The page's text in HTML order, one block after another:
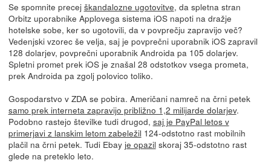
Se spomnite precej škandalozne ugotovitve, da spletna stran
Orbitz uporabnike Applovega sistema iOS napoti na dražje
hotelske sobe, ker so ugotovili, da v povprečju zapravijo več?
Vedenjski vzorec še velja, saj je povprečni uporabnik iOS zapravil
128 dolarjev, povprečni uporabnik Androida pa 105 dolarjev.
Spletni promet prek iOS je znašal 28 odstotkov vsega prometa,
prek Androida pa zgolj polovico toliko.
Gospodarstvo v ZDA se pobira. Američani namreč na črni petek
samo prek interneta zapravijo približno 1,2 milijarde dolarjev.
Podobno rastejo številke tudi drugod, saj je PayPal letos v
primerjavi z lanskim letom zabeležil 124-odstotno rast mobilnih
plačil na črni petek. Tudi Ebay je opazil skoraj 35-odstotno rast
glede na preteklo leto.